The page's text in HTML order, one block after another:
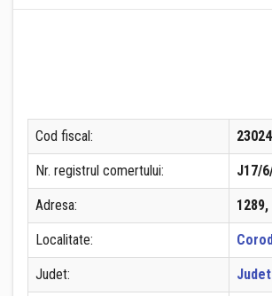
Cod fiscal:
Nr. registrul comertului: J17/
Adresa:
Localitate:
Judet: